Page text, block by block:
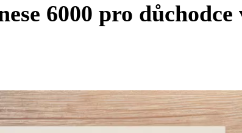
6000 pro důchodce